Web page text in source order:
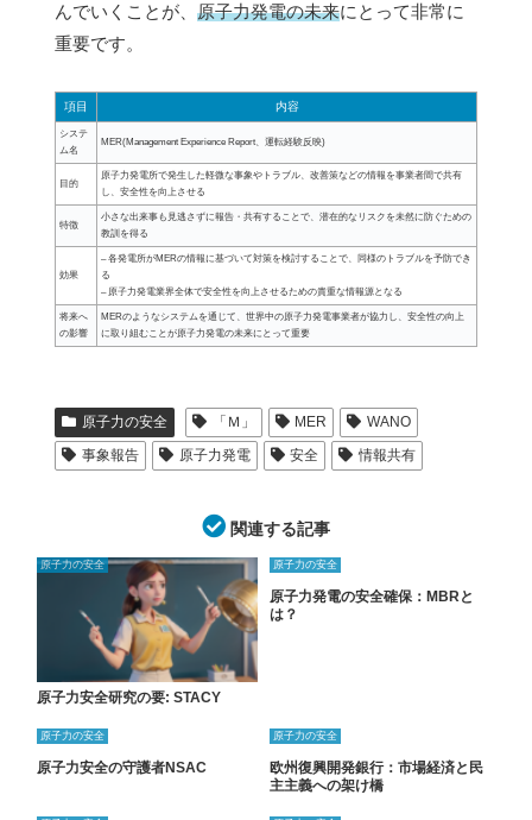
んでいくことが、 原子力発電の未来にとって非常に
重要です。
項目 内容
システ
ム名
MER(Management Experience Report、運転経験反映)
目的
原子力発電所で発生した軽微な事象やトラブル、改善策などの情報を事業者間で共有
し、安全性を向上させる
特徴
小さな出来事も見逃さずに報告・共有することで、潜在的なリスクを未然に防ぐための
教訓を得る
効果
– 各発電所がMERの情報に基づいて対策を検討することで、同様のトラブルを予防でき
る
– 原子力発電業界全体で安全性を向上させるための貴重な情報源となる
将来へ
の影響
MERのようなシステムを通じて、世界中の原子力発電事業者が協力し、安全性の向上
に取り組むことが原子力発電の未来にとって重要
原子力の安全 「Ｍ」 MER
WANO
事象報告
原子力発電 安全 情報共有
関連する記事
原子力の安全
原子力安全研究の要: STACY
原子力の安全
原子力発電の安全確保：MBRと
は？
原子力の安全
原子力安全の守護者NSAC
原子力の安全
欧州復興開発銀行：市場経済と民
主主義への架け橋